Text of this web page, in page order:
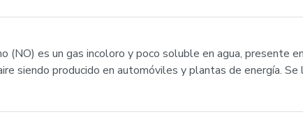
es un gas incoloro y poco soluble en agua, presente
siendo producido en automóviles y plantas de energía. Se